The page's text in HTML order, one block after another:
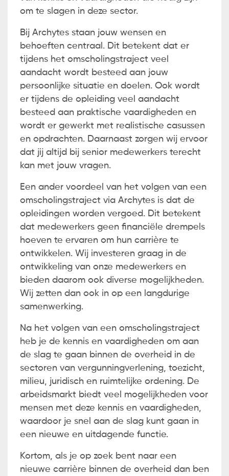
om te slagen in deze sector.
Bij Archytes staan jouw wensen en
behoeften centraal. Dit betekent dat er
tijdens het omscholingstraject veel
aandacht wordt besteed aan jouw
persoonlijke situatie en doelen. Ook wordt
er tijdens de opleiding veel aandacht
besteed aan praktische vaardigheden en
wordt er gewerkt met realistische casussen
en opdrachten. Daarnaast zorgen wij ervoor
dat jij altijd bij senior medewerkers terecht
kan met jouw vragen.
Een ander voordeel van het volgen van een
omscholingstraject via Archytes is dat de
opleidingen worden vergoed. Dit betekent
dat medewerkers geen financiële drempels
hoeven te ervaren om hun carrière te
ontwikkelen. Wij investeren graag in de
ontwikkeling van onze medewerkers en
bieden daarom ook diverse mogelijkheden.
Wij zetten dan ook in op een langdurige
samenwerking.
Na het volgen van een omscholingstraject
heb je de kennis en vaardigheden om aan
de slag te gaan binnen de overheid in de
sectoren van vergunningverlening, toezicht,
milieu, juridisch en ruimtelijke ordening. De
arbeidsmarkt biedt veel mogelijkheden voor
mensen met deze kennis en vaardigheden,
waardoor je snel aan de slag kunt gaan in
een nieuwe en uitdagende functie.
Kortom, als je op zoek bent naar een
nieuwe carrière binnen de overheid dan ben